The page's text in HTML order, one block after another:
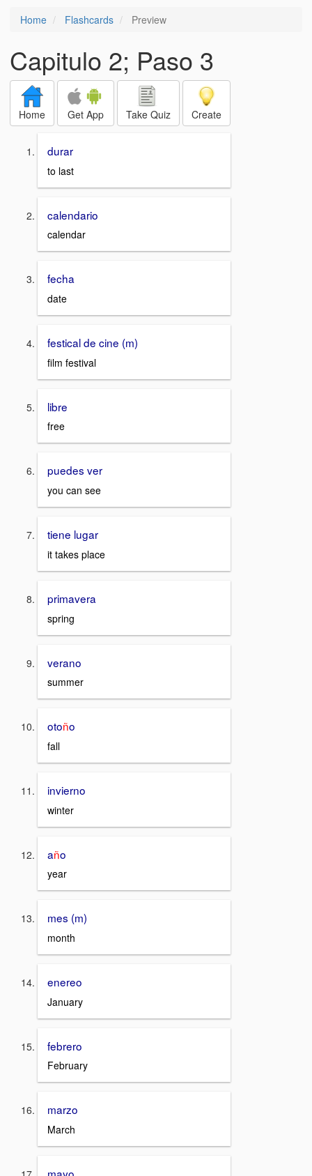
Home Flashcards Preview
Capitulo 2; Paso 3
Home Get App Take Quiz Create
durar
to last
calendario
calendar
fecha
date
festical de cine (m)
film festival
libre
free
puedes ver
you can see
tiene lugar
it takes place
primavera
spring
verano
summer
otoño
fall
invierno
winter
año
year
mes (m)
month
enereo
January
febrero
February
marzo
March